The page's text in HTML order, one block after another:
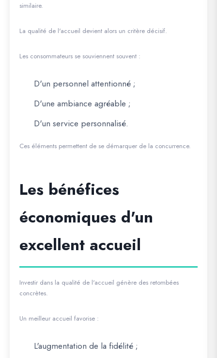
similaire.
La qualité de l'accueil devient alors un critère décisif.
Les consommateurs se souviennent souvent :
D'un personnel attentionné ;
D'une ambiance agréable ;
D'un service personnalisé.
Ces éléments permettent de se démarquer de la concurrence.
Les bénéfices
économiques d'un
excellent accueil
Investir dans la qualité de l'accueil génère des retombées
concrètes.
Un meilleur accueil favorise :
L'augmentation de la fidélité ;